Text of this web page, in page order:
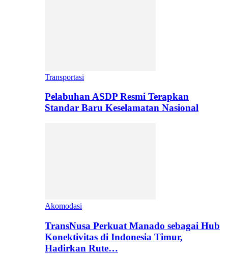
Transportasi
Pelabuhan ASDP Resmi Terapkan
Standar Baru Keselamatan Nasional
Akomodasi
TransNusa Perkuat Manado sebagai Hub
Konektivitas di Indonesia Timur,
Hadirkan Rute…